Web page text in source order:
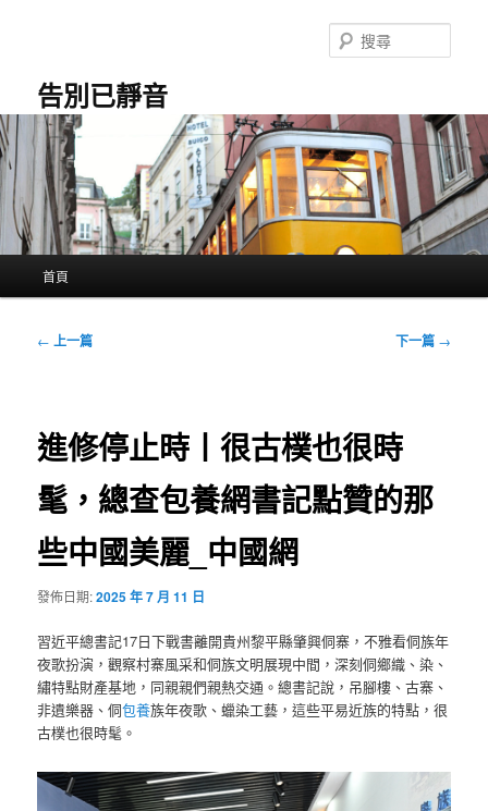
容
告別已靜音
尋
首頁
文
← 上一篇 下一篇 →
進修停止時丨很古樸也很時
髦，總查包養網書記點贊的那
些中國美麗_中國網
發佈日期:2025 年 7 月 11 日
習近平總書記17日下戰書離開貴州黎平縣肇興侗寨，不雅看侗族年
夜歌扮演，觀察村寨風采和侗族文明展現中間，深刻侗鄉織、染、
繡特點財產基地，同親親們親熱交通。總書記說，吊腳樓、古寨、
非遺樂器、侗包養族年夜歌、蠟染工藝，這些平易近族的特點，很
古樸也很時髦。